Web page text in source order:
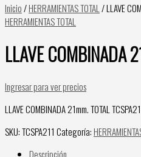
Inicio/HERRAMIENTAS TOTAL / LLAVE
HERRAMIENTAS TOTAL
LLAVE COMBINADA
Ingresar para ver precios
LLAVE COMBINADA 21mm. TOTAL
SKU:TCSPA211 Categoría:
Descripción